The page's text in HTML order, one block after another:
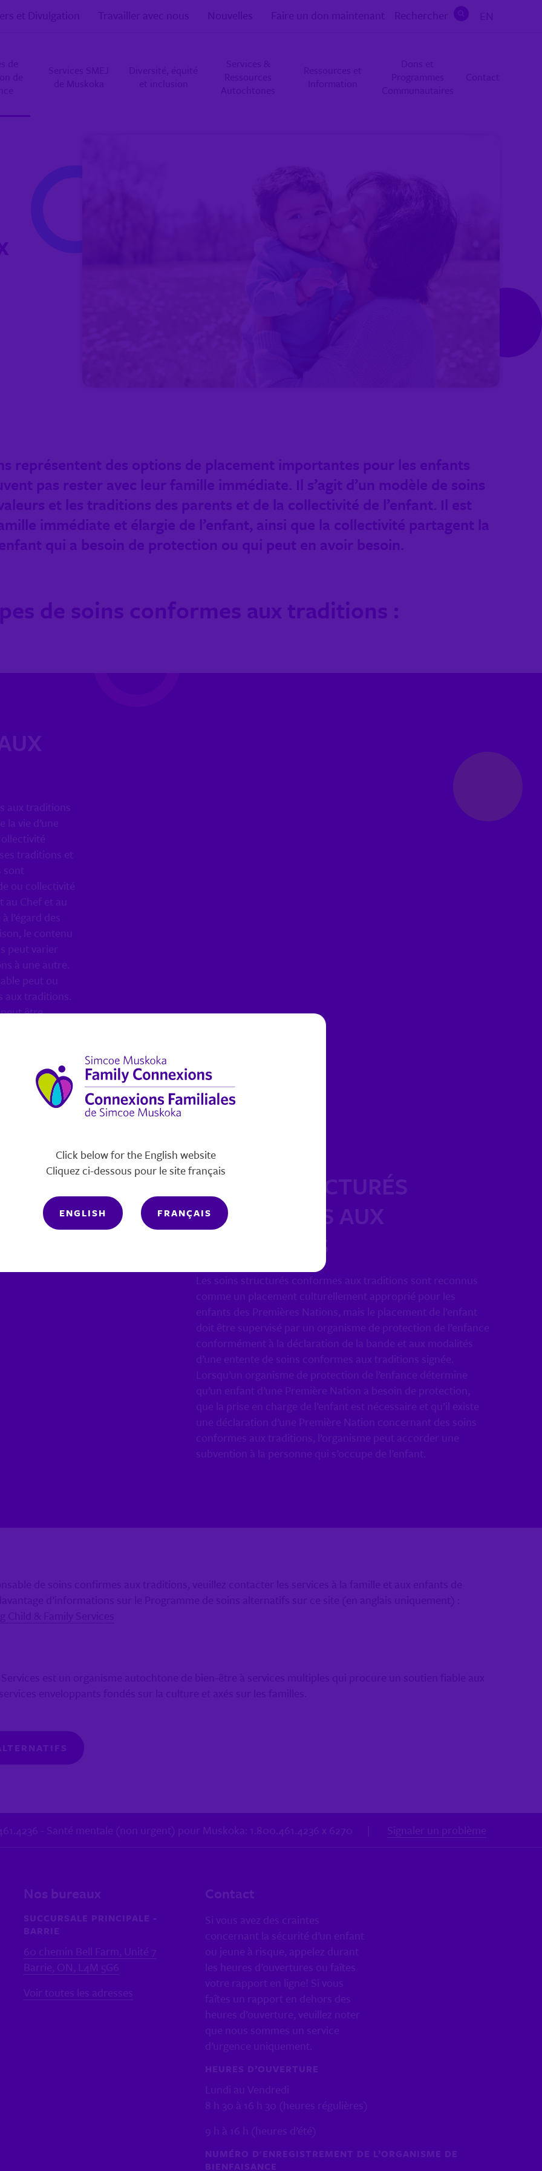
représentent des options de placement importantes pour les enfants
pas rester avec leur famille immédiate. Il s’agit d’un modèle de soins
et les traditions des parents et de la collectivité de l’enfant. Il est
immédiate et élargie de l’enfant, ainsi que la collectivité partagent la
qui a besoin de protection ou qui peut en avoir besoin.
de soins conformes aux traditions :
aux traditions
vie d’une
traditions et
sont
ou collectivité
au Chef et au
l’égard des
le contenu
peut varier
à une autre.
peut ou
traditions.
être
de
des
d’une
aux
SOINS STRUCTURÉS
CONFORMES AUX
TRADITIONS
Les soins structurés conformes aux traditions sont reconnus
comme un placement culturellement approprié pour les
enfants des Premières Nations, mais le placement de l’enfant
doit être supervisé par un organisme de protection de l’enfance
conformément à la déclaration de la bande et aux modalités
d’une entente de soins conformes aux traditions signée.
Lorsqu’un organisme de protection de l’enfance détermine
qu’un enfant d’une Première Nation a besoin de protection,
que la prise en charge de l’enfant est nécessaire et qu’il existe
une déclaration d’une Première Nation concernant des soins
conformes aux traditions, l’organisme peut accorder une
subvention à la personne qui s’occupe de l’enfant.
- Santé mentale (non urgent) pour Muskoka: 1.800.461.4236 x 6270 Signaler un problème
Nos bureaux
SUCCURSALE PRINCIPALE -
BARRIE
60 chemin Bell Farm, Unité 7
Barrie, ON, L4M 5G6
Voir toutes les adresses
Contact
Si vous avez des craintes
concernant la sécurité d’un enfant
ou jeune à risque, appelez durant
les heures d’ouvertures ou faîtes
votre rapport en ligne! Si vous
faîtes un rapport en dehors des
heures d’ouverture, veuillez noter
que nous sommes un service
d’urgence uniquement.
HEURES D’OUVERTURE
Lundi au Vendredi
8 h 30 à 16 h 30 (heures régulières)
9 h à 16 h (heures d’été)
NUMÉRO D'ENREGISTREMENT DE L’ORGANISME DE
BIENFAISANCE
Click below for the English website
Cliquez ci-dessous pour le site français
ENGLISH FRANÇAIS